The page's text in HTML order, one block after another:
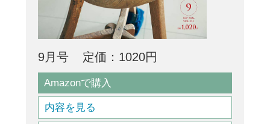
9月号 定価：1020円
Amazonで購入
内容を見る